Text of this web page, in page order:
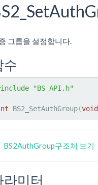
그룹을 설정합니다.
수
"BS_API.h"
BS2_SetAuthGroup(void
BS2AuthGroup구조체 보기
라미터